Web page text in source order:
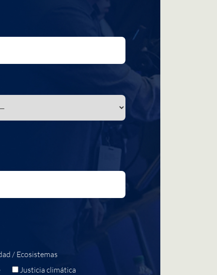
/ Ecosistemas
Justicia climática